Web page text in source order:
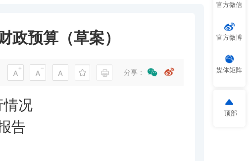
官方微信
官方微博
媒体矩阵
顶部
政预算（草案）
分享：
情况
告